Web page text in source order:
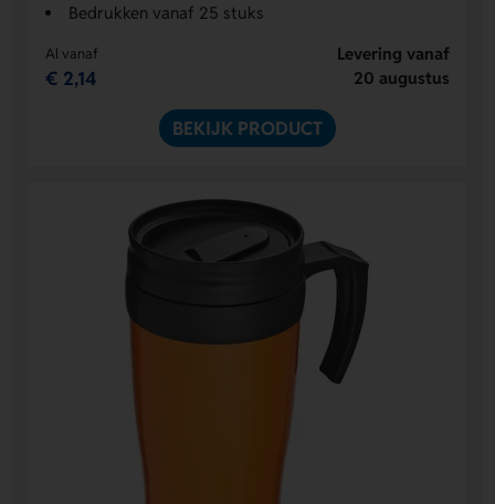
Bedrukken vanaf 25 stuks
Al vanaf
€ 2,14
Levering vanaf
20 augustus
BEKIJK PRODUCT